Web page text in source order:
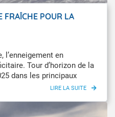
FRAÎCHE POUR LA
l’enneigement en
Tour d’horizon de la
dans les principaux